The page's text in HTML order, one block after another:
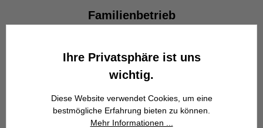
Familienbetrieb
Kompetenz, Innovation und
Zuverlässigkeit.
Ihre Privatsphäre ist uns
wichtig.
Diese Website verwendet Cookies, um eine
bestmögliche Erfahrung bieten zu können.
Mehr Informationen ...